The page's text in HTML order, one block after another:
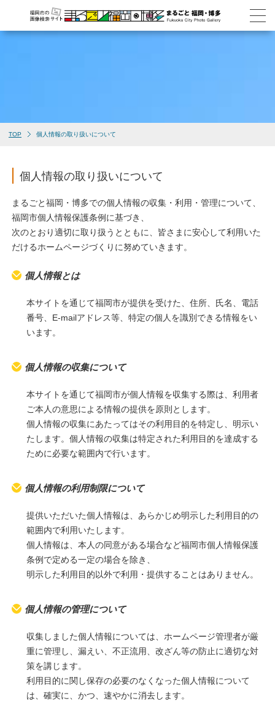
TOP 個人情報の取り扱いについて
個人情報の取り扱いについて
まるごと福岡・博多での個人情報の収集・利用・管理について、
福岡市個人情報保護条例に基づき、
次のとおり適切に取り扱うとともに、皆さまに安心して利用いた
だけるホームページづくりに努めていきます。
個人情報とは
本サイトを通じて福岡市が提供を受けた、住所、氏名、電話
番号、E-mailアドレス等、特定の個人を識別できる情報をい
います。
個人情報の収集について
本サイトを通じて福岡市が個人情報を収集する際は、利用者
ご本人の意思による情報の提供を原則とします。
個人情報の収集にあたってはその利用目的を特定し、明示い
たします。個人情報の収集は特定された利用目的を達成する
ために必要な範囲内で行います。
個人情報の利用制限について
提供いただいた個人情報は、あらかじめ明示した利用目的の
範囲内で利用いたします。
個人情報は、本人の同意がある場合など福岡市個人情報保護
条例で定める一定の場合を除き、
明示した利用目的以外で利用・提供することはありません。
個人情報の管理について
収集しました個人情報については、ホームページ管理者が厳
重に管理し、漏えい、不正流用、改ざん等の防止に適切な対
策を講じます。
利用目的に関し保存の必要のなくなった個人情報について
は、確実に、かつ、速やかに消去します。